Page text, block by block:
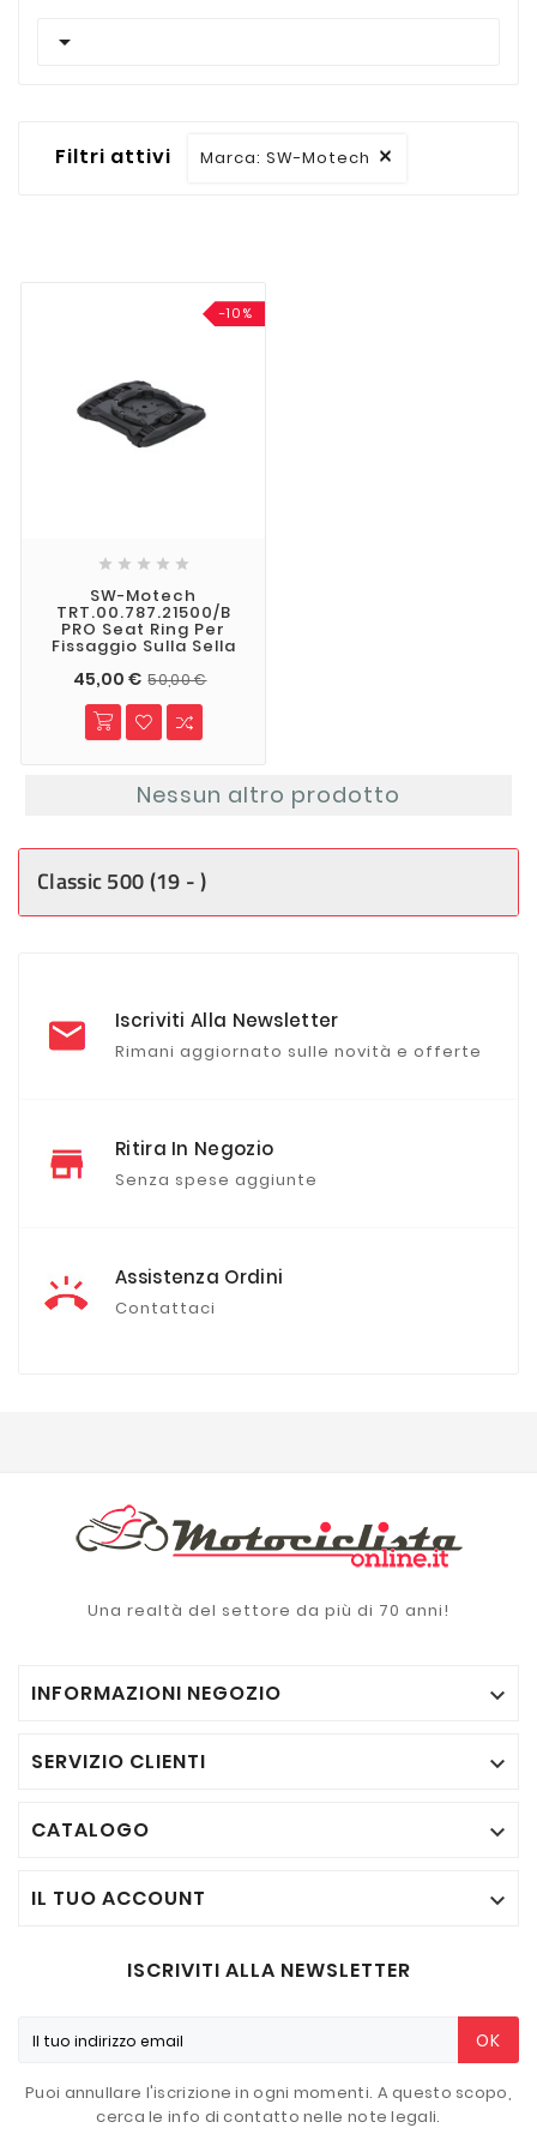

Filtri attivi Marca: SW-Motech 
-10%
    
SW-Motech
TRT.00.787.21500/B
PRO Seat Ring Per
Fissaggio Sulla Sella
45,00 € 50,00 €
Nessun altro prodotto
Classic 500 (19 - )
Iscriviti Alla Newsletter
Rimani aggiornato sulle novità e offerte
Ritira In Negozio
Senza spese aggiunte
Assistenza Ordini
Contattaci
Una realtà del settore da più di 70 anni!
INFORMAZIONI NEGOZIO 
SERVIZIO CLIENTI 
CATALOGO 
IL TUO ACCOUNT 
ISCRIVITI ALLA NEWSLETTER
OK
Puoi annullare l'iscrizione in ogni momenti. A questo scopo,
cerca le info di contatto nelle note legali.